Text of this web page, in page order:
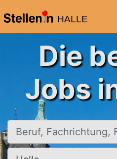
HALLE
Die
Jobs
Beruf, Fachrichtung, Firma
Ort, Stadt